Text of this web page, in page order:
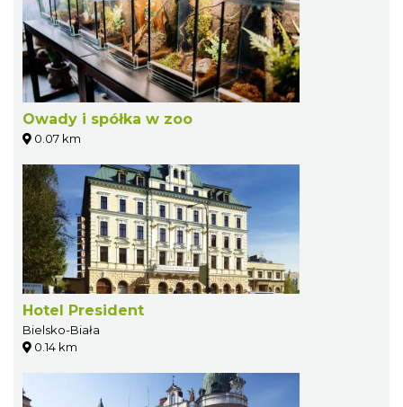
Owady i spółka w zoo
0.07 km
Hotel President
Bielsko-Biała
0.14 km